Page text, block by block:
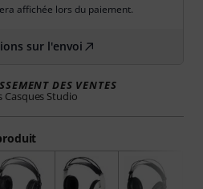
affichée lors du paiement.
sur l'envoi
DES VENTES
Casques Studio